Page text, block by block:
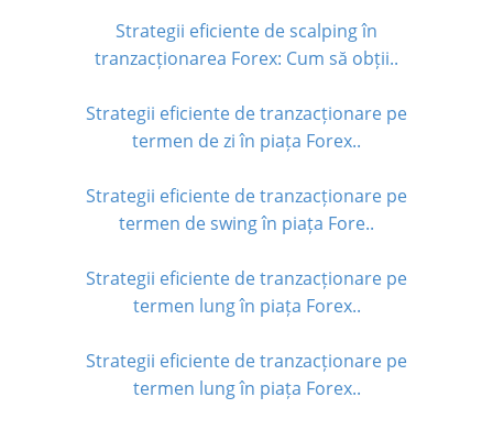
Strategii eficiente de scalping în
tranzacționarea Forex: Cum să obții..
Strategii eficiente de tranzacționare pe
termen de zi în piața Forex..
Strategii eficiente de tranzacționare pe
termen de swing în piața Fore..
Strategii eficiente de tranzacționare pe
termen lung în piața Forex..
Strategii eficiente de tranzacționare pe
termen lung în piața Forex..